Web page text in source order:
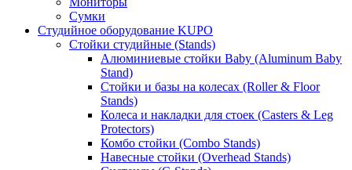
Сумки
Студийное оборудование KUPO
Стойки студийные (Stands)
Алюминиевые стойки Baby (Aluminum Baby
Stand)
Стойки и базы на колесах (Roller & Floor
Stands)
Колеса и накладки для стоек (Casters & Leg
Protectors)
Комбо стойки (Combo Stands)
Навесные стойки (Overhead Stands)